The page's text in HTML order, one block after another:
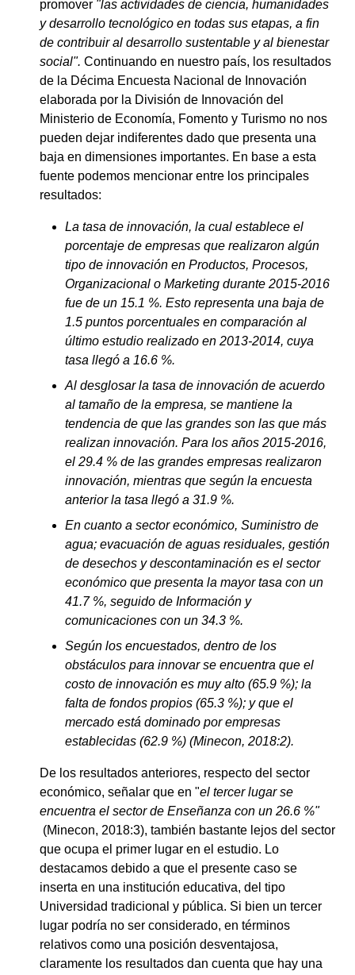
promover "las actividades de ciencia, humanidades
y desarrollo tecnológico en todas sus etapas, a fin
de contribuir al desarrollo sustentable y al bienestar
social". Continuando en nuestro país, los resultados
de la Décima Encuesta Nacional de Innovación
elaborada por la División de Innovación del
Ministerio de Economía, Fomento y Turismo no nos
pueden dejar indiferentes dado que presenta una
baja en dimensiones importantes. En base a esta
fuente podemos mencionar entre los principales
resultados:
La tasa de innovación, la cual establece el
porcentaje de empresas que realizaron algún
tipo de innovación en Productos, Procesos,
Organizacional o Marketing durante 2015-2016
fue de un 15.1 %. Esto representa una baja de
1.5 puntos porcentuales en comparación al
último estudio realizado en 2013-2014, cuya
tasa llegó a 16.6 %.
Al desglosar la tasa de innovación de acuerdo
al tamaño de la empresa, se mantiene la
tendencia de que las grandes son las que más
realizan innovación. Para los años 2015-2016,
el 29.4 % de las grandes empresas realizaron
innovación, mientras que según la encuesta
anterior la tasa llegó a 31.9 %.
En cuanto a sector económico, Suministro de
agua; evacuación de aguas residuales, gestión
de desechos y descontaminación es el sector
económico que presenta la mayor tasa con un
41.7 %, seguido de Información y
comunicaciones con un 34.3 %.
Según los encuestados, dentro de los
obstáculos para innovar se encuentra que el
costo de innovación es muy alto (65.9 %); la
falta de fondos propios (65.3 %); y que el
mercado está dominado por empresas
establecidas (62.9 %) (Minecon, 2018:2).
De los resultados anteriores, respecto del sector
económico, señalar que en "el tercer lugar se
encuentra el sector de Enseñanza con un 26.6 %"
(Minecon, 2018:3), también bastante lejos del sector
que ocupa el primer lugar en el estudio. Lo
destacamos debido a que el presente caso se
inserta en una institución educativa, del tipo
Universidad tradicional y pública. Si bien un tercer
lugar podría no ser considerado, en términos
relativos como una posición desventajosa,
claramente los resultados dan cuenta que hay una